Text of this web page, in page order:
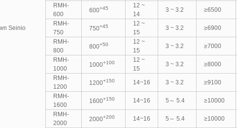
Seinio
RMH-
600
600+45
12 ~
14
3 ~ 3.2 ≥6500
RMH-
750
750+45
12 ~
15
3 ~ 3.2 ≥6900
RMH-
800
800+50
12 ~
15
3 ~ 3.2 ≥7000
RMH-
1000
1000+100
12 ~
15
3 ~ 3.2 ≥8000
RMH-
1200
1200+150 14~16 3 ~ 3.2 ≥9100
RMH-
1600
1600+150 14~16 5～ 5.4 ≥10000
RMH-
2000
2000+200 14~16 5～ 5.4 ≥10000